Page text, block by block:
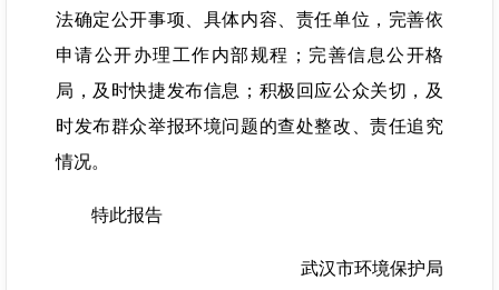
法确定公开事项、具体内容、责任单位，完善依
申请公开办理工作内部规程；完善信息公开格
局，及时快捷发布信息；积极回应公众关切，及
时发布群众举报环境问题的查处整改、责任追究
情况。
特此报告
武汉市环境保护局